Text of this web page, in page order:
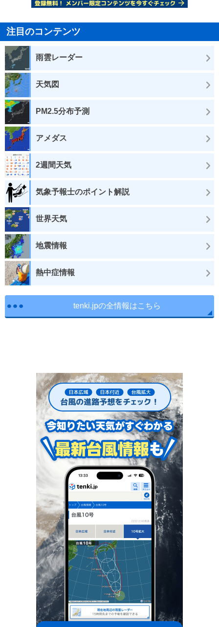
注目のコンテンツ
雨雲レーダー
天気図
PM2.5分布予測
アメダス
2週間天気
気象予報士のポイント解説
世界天気
地震情報
熱中症情報
tenki.jpの全情報はこちら